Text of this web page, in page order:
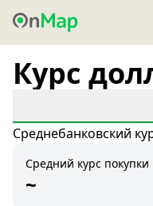
Курс
Среднебанковский
Средний курс покупки
~